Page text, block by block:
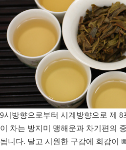
9시방향으로부터 시계방향으로 제
이 차는 방지미 맹해운과 차기편의
됩니다. 달고 시원한 구감에 회감이